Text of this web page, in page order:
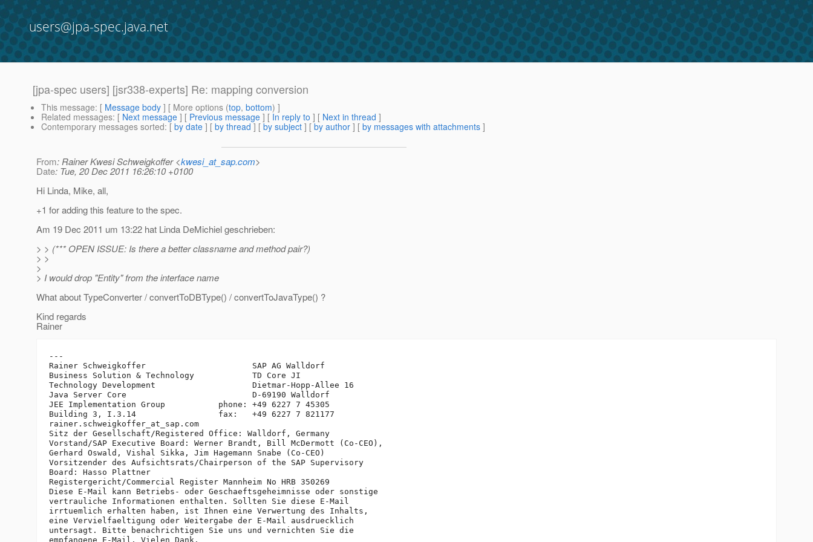
users@jpa-spec.java.net
[jpa-spec users] [jsr338-experts] Re: mapping conversion
This message: [ Message body ] [ More options (top, bottom) ]
Related messages: [ Next message ] [ Previous message ] [ In reply to ] [ Next in thread ]
Contemporary messages sorted: [ by date ] [ by thread ] [ by subject ] [ by author ] [ by messages with attachments ]
From: Rainer Kwesi Schweigkoffer <kwesi_at_sap.com>
Date: Tue, 20 Dec 2011 16:26:10 +0100
Hi Linda, Mike, all,
+1 for adding this feature to the spec.
Am 19 Dec 2011 um 13:22 hat Linda DeMichiel geschrieben:
> > (*** OPEN ISSUE: Is there a better classname and method pair?)
> >
>
> I would drop "Entity" from the interface name
What about TypeConverter / convertToDBType() / convertToJavaType() ?
Kind regards
Rainer
---
Rainer Schweigkoffer                      SAP AG Walldorf
Business Solution & Technology            TD Core JI
Technology Development                    Dietmar-Hopp-Allee 16
Java Server Core                          D-69190 Walldorf
JEE Implementation Group           phone: +49 6227 7 45305
Building 3, I.3.14                 fax:   +49 6227 7 821177
rainer.schweigkoffer_at_sap. com
Sitz der Gesellschaft/Registered Office: Walldorf, Germany
Vorstand/SAP Executive Board: Werner Brandt, Bill McDermott (Co-CEO),
Gerhard Oswald, Vishal Sikka, Jim Hagemann Snabe (Co-CEO)
Vorsitzender des Aufsichtsrats/Chairperson of the SAP Supervisory
Board: Hasso Plattner
Registergericht/Commercial Register Mannheim No HRB 350269
Diese E-Mail kann Betriebs- oder Geschaeftsgeheimnisse oder sonstige
vertrauliche Informationen enthalten. Sollten Sie diese E-Mail
irrtuemlich erhalten haben, ist Ihnen eine Verwertung des Inhalts,
eine Vervielfaeltigung oder Weitergabe der E-Mail ausdruecklich
untersagt. Bitte benachrichtigen Sie uns und vernichten Sie die
empfangene E-Mail. Vielen Dank.